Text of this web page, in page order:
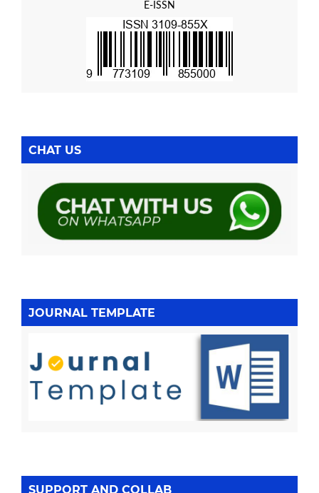
E-ISSN
CHAT US
JOURNAL TEMPLATE
SUPPORT AND COLLAB